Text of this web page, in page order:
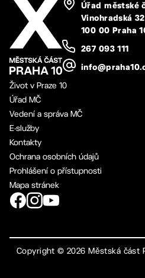
Úřad městské
Vinohradská
100 00 Praha
267 093 111
Život v Praze 10
Úřad MČ
Vedení a správa MČ
E-služby
Kontakty
Ochrana osobních údajů
Prohlášení o přístupnosti
Mapa stránek
Copyright ©2026 Městská část